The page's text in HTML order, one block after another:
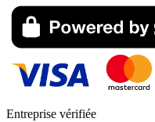
Entreprise vérifiée